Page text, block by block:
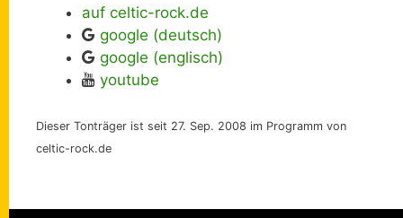
auf celtic-rock.de
google (deutsch)
google (englisch)
youtube
Dieser Tonträger ist seit 27. Sep. 2008 im Programm von
celtic-rock.de